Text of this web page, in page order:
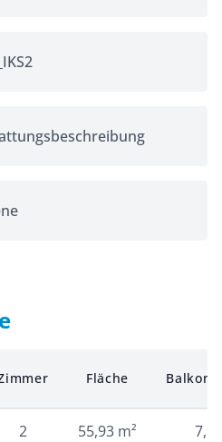
Fläche Balkon/
2 55,93 m²